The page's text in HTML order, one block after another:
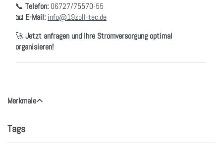
📞 Telefon: 06727/75570-55
📧 E-Mail: info@19zoll-tec.de
🚀Jetzt anfragen und Ihre Stromversorgung optimal
organisieren!
Merkmale
Tags